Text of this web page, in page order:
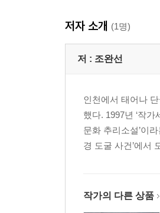
저자 소개 (1명)
저 : 조완선
인천에서 태어나
했다. 1997년 ‘작
문화 추리소설’이
경 도굴 사건’에서
작가의 다른 상품